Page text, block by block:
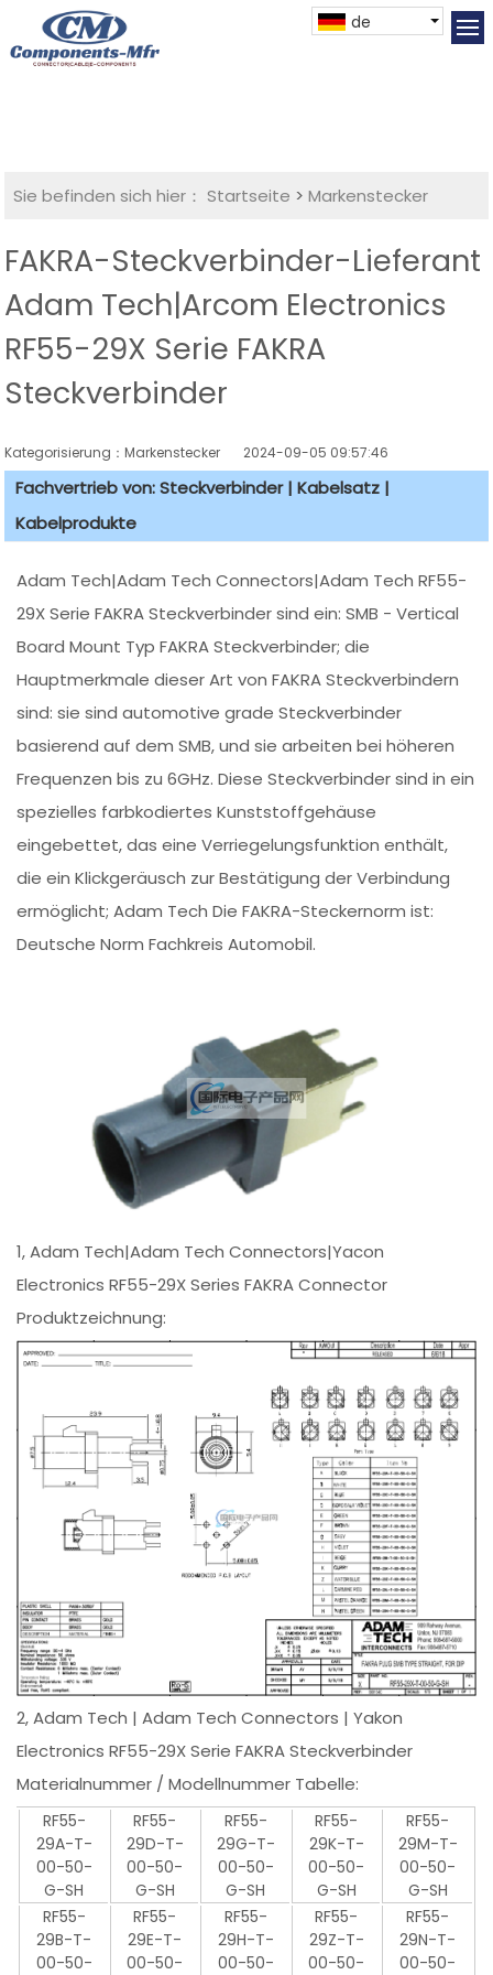
de
Sie befinden sich hier： Startseite >Markenstecker
FAKRA-Steckverbinder-Lieferant
Adam Tech|Arcom Electronics
RF55-29X Serie FAKRA
Steckverbinder
Kategorisierung：Markenstecker 2024-09-05 09:57:46
Fachvertrieb von: Steckverbinder | Kabelsatz |
Kabelprodukte
Adam Tech|Adam Tech Connectors|Adam Tech RF55-
29X Serie FAKRA Steckverbinder sind ein: SMB - Vertical
Board Mount Typ FAKRA Steckverbinder; die
Hauptmerkmale dieser Art von FAKRA Steckverbindern
sind: sie sind automotive grade Steckverbinder
basierend auf dem SMB, und sie arbeiten bei höheren
Frequenzen bis zu 6GHz. Diese Steckverbinder sind in ein
spezielles farbkodiertes Kunststoffgehäuse
eingebettet, das eine Verriegelungsfunktion enthält,
die ein Klickgeräusch zur Bestätigung der Verbindung
ermöglicht; Adam Tech Die FAKRA-Steckernorm ist:
Deutsche Norm Fachkreis Automobil.
1, Adam Tech|Adam Tech Connectors|Yacon
Electronics RF55-29X Series FAKRA Connector
Produktzeichnung:
2, Adam Tech | Adam Tech Connectors | Yakon
Electronics RF55-29X Serie FAKRA Steckverbinder
Materialnummer / Modellnummer Tabelle:
RF55-
29A-T-
00-50-
G-SH
RF55-
29D-T-
00-50-
G-SH
RF55-
29G-T-
00-50-
G-SH
RF55-
29K-T-
00-50-
G-SH
RF55-
29M-T-
00-50-
G-SH
RF55-
29B-T-
00-50-
RF55-
29E-T-
00-50-
RF55-
29H-T-
00-50-
RF55-
29Z-T-
00-50-
RF55-
29N-T-
00-50-